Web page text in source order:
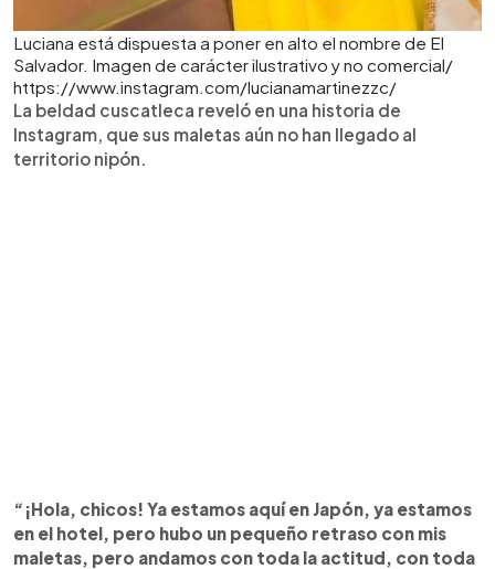
Luciana está dispuesta a poner en alto el nombre de El
Salvador. Imagen de carácter ilustrativo y no comercial/
https://www.instagram.com/lucianamartinezzc/
La beldad cuscatleca reveló en una historia de
Instagram, que sus maletas aún no han llegado al
territorio nipón.
“¡Hola, chicos! Ya estamos aquí en Japón, ya estamos
en el hotel, pero hubo un pequeño retraso con mis
maletas, pero andamos con toda la actitud, con toda